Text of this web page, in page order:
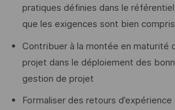
pratiques définies dans le référentiel
que les exigences sont bien
Contribuer à la montée en maturité
projet dans le déploiement des
gestion de projet
Formaliser des retours d’expérience